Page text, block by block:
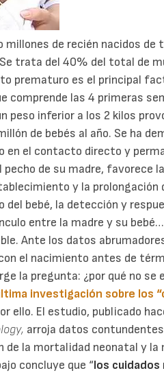
millones de recién nacidos de
trata del 40% del total de
prematuro es el principal
comprende las 4 primeras
peso inferior a los 2 kilos
de bebés al año. Se ha
en el contacto directo y
de su madre, favorece
y la prolongación
bebé, la detección y
entre la madre y su
Ante los datos
el nacimiento antes de
la pregunta: ¿por qué no se
investigación sobre los
ello. El estudio, publicado
arroja datos
de la mortalidad neonatal y la
concluye que “los cuidados